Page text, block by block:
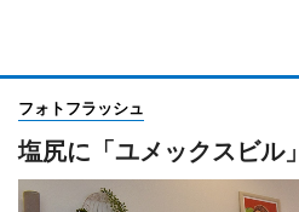
フォトフラッシュ
塩尻に「ユメックスビル」